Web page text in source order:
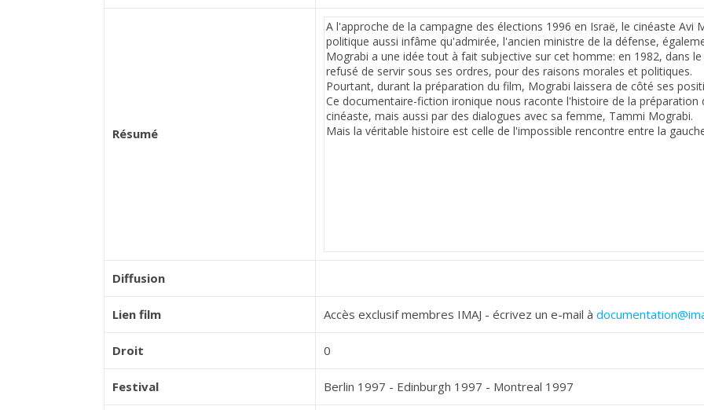
Résumé
Diffusion
Lien film Accès exclusif membres IMAJ - écrivez un e-mail à
Droit 0
Festival Berlin 1997 - Edinburgh 1997 - Montreal 1997